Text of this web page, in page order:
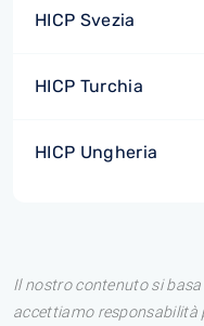
HICP Svezia
HICP Turchia
HICP Ungheria
Il nostro contenuto si
accettiamo responsabilità